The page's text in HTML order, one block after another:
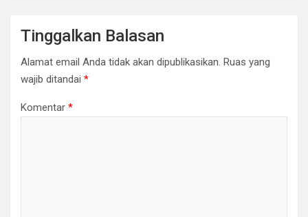
Tinggalkan Balasan
Alamat email Anda tidak akan dipublikasikan. Ruas yang
wajib ditandai *
Komentar *